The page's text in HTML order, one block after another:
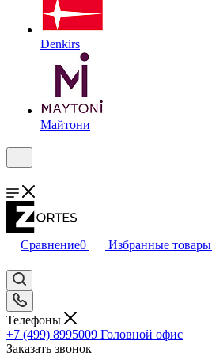
Denkirs
Майтони
Сравнение0 Избранные товары
Телефоны
+7 (499) 8995009 Головной офис
Заказать звонок